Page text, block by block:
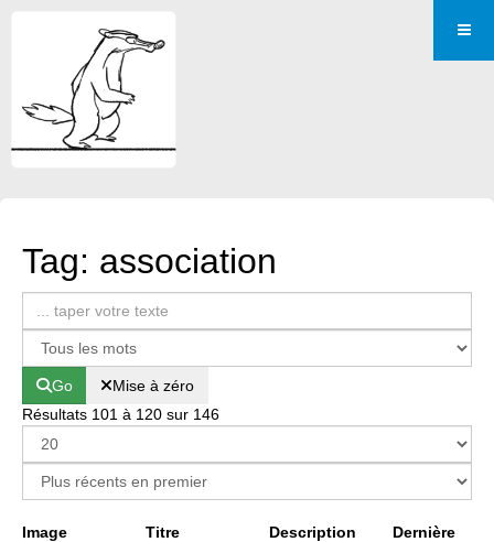
Tag: association
Go
Mise à zéro
Résultats 101 à 120 sur 146
Image Titre Description
Dernière